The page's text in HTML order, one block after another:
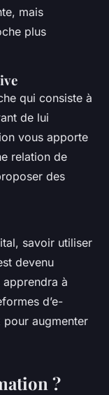
mais
plus
qui consiste à
de lui
vous apporte
relation de
des
savoir utiliser
devenu
à
d’e-
pour augmenter
?